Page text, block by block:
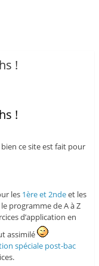
!
!
ce site est fait pour
les 1ère et 2ndeet les
programme de A à Z
d’application en
assimilé
spéciale post-bac